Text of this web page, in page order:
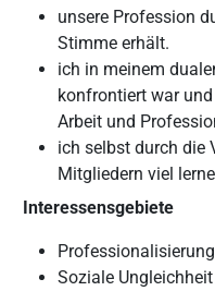
unsere Profession
Stimme erhält.
ich in meinem
konfrontiert war
Arbeit und
ich selbst durch die
Mitgliedern viel
Interessensgebiete
Professionalisierung
Soziale Ungleichheit